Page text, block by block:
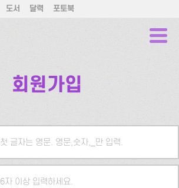
도서 달력 포토북
회원가입
첫 글자는 영문. 영문,숫자,_만 입력.
6자 이상 입력하세요.